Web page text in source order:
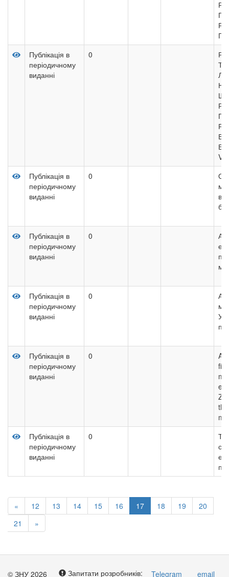
Публікація в
періодичному
виданні
0
Публікація в
періодичному
виданні
0
в
Публікація в
періодичному
виданні
0
Публікація в
періодичному
виданні
0
Публікація в
періодичному
виданні
0
Публікація в
періодичному
виданні
0
« 12 13 14 15 16 17 18 19
20
21
»
© ЗНУ 2026 Запитати розробників: Telegram email